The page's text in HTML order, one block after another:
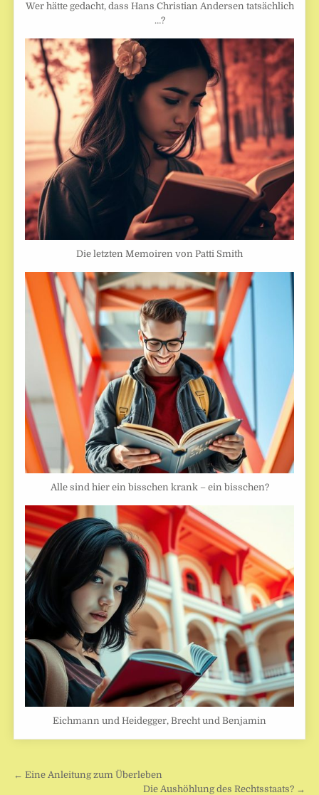
Wer hätte gedacht, dass Hans Christian Andersen tatsächlich
…?
Die letzten Memoiren von Patti Smith
Alle sind hier ein bisschen krank – ein bisschen?
Eichmann und Heidegger, Brecht und Benjamin
Beitragsnavigation
← Eine Anleitung zum Überleben
Die Aushöhlung des Rechtsstaats? →